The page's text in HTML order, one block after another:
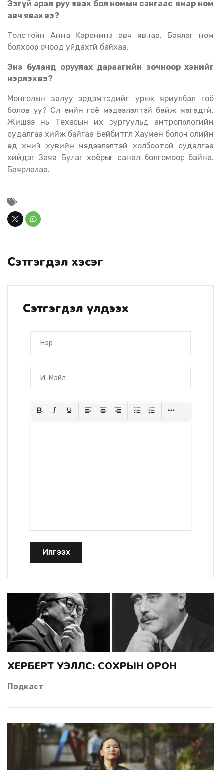
Эзгүй арал руу явах бол номын сангаас ямар ном
авч явах вэ?
Толстойн Анна Каренина авч явнаа. Баялаг ном
болхоор очоод уйдахгүй байхаа.
Энэ буланд оруулах дараагийн зочноор хэнийг
нэрлэх вэ?
Монголын залуу эрдэмтэдийг урьж яриулбал гоё
болов уу? Сүүл үеийн гоё мэдээлэлтэй байж магадгүй.
Жишээ нь Техасын их сургуульд антропологийн
судалгаа хийж байгаа Бейбитгүүл Хаумен болон сүүлийн
үед хүний хувийн мэдээлэлтэй холбоотой судалгаа
хийдэг Заяа Булаг хоёрыг санал болгомоор байна.
Баярлалаа.
Сэтгэгдэл хэсэг
Сэтгэгдэл үлдээх
Илгээх
ХЕРБЕРТ УЭЛЛС: СОХРЫН ОРОН
Подкаст